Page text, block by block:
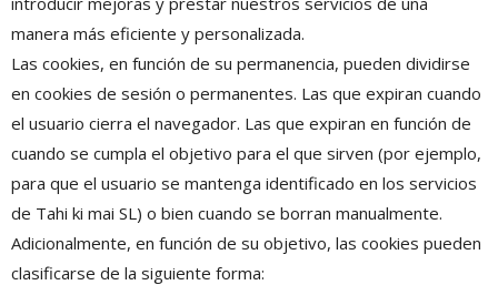
manera más eficiente y personalizada.
Las cookies, en función de su permanencia, pueden dividirse
en cookies de sesión o permanentes. Las que expiran cuando
el usuario cierra el navegador. Las que expiran en función de
cuando se cumpla el objetivo para el que sirven (por ejemplo,
para que el usuario se mantenga identificado en los servicios
de Tahi ki mai SL) o bien cuando se borran manualmente.
Adicionalmente, en función de su objetivo, las cookies pueden
clasificarse de la siguiente forma: